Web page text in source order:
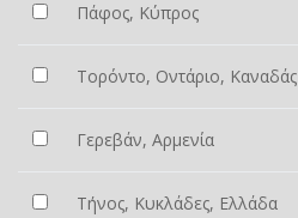
Πάφος, Κύπρος
Τορόντο, Οντάριο, Καναδάς
Γερεβάν, Αρμενία
Τήνος, Κυκλάδες, Ελλάδα